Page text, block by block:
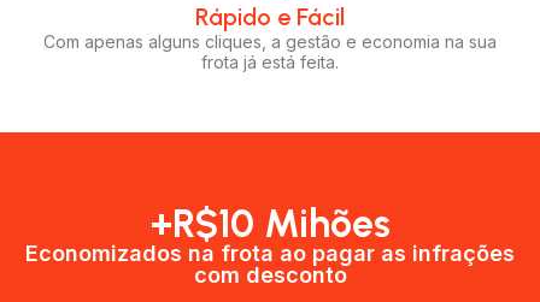
Rápido e Fácil​
Com apenas alguns cliques, a gestão e economia na sua
frota já está feita.
+R$10 Mihões
Economizados na frota ao pagar as infrações
com desconto